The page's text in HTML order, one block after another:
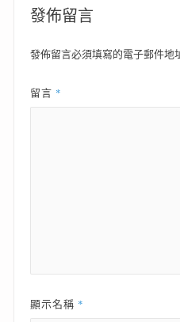
發佈留言
發佈留言必須填寫的電子郵件地
留言 *
顯示名稱 *